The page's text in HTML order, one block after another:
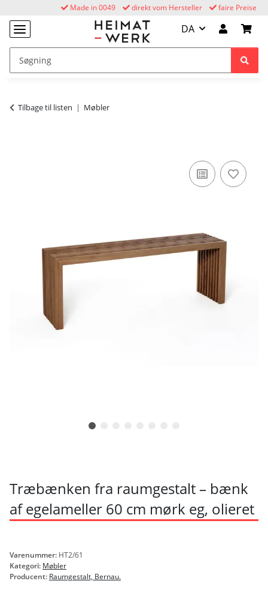
faire Preise
direkt vom Hersteller
Made in 0049
DA
Tilbage til listen Møbler
Træbænken fra raumgestalt – bænk
af egelameller 60 cm mørk eg, olieret
Varenummer: HT2/61
Kategori: Møbler
Producent: Raumgestalt, Bernau.